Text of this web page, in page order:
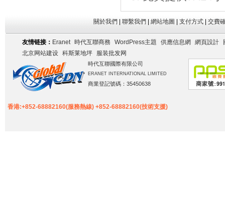
關於我們 聯繫我們 網站地圖 支付方式| 交費
友情链接： Eranet 時代互聯商務 WordPress主題 供應信息網 網頁設計
北京网站建设
科斯莱地坪 服装批发网
時代互聯國際有限公司
ERANET INTERNATIONAL LIMITED
商業登記號碼：35450638
香港:+852-68882160(服務熱線) +852-68882160(技術支援)